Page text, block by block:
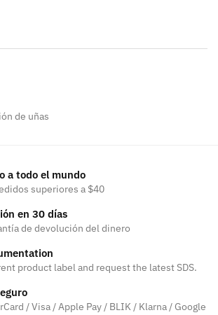
de uñas
a todo el mundo
superiores a $40
en 30 días
de devolución del dinero
product label and request the latest SDS.
/ Visa / Apple Pay / BLIK / Klarna / Google